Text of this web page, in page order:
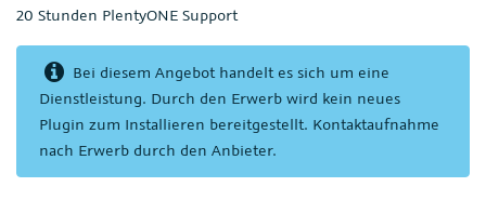
20 Stunden PlentyONE Support
Bei diesem Angebot handelt es sich um eine
Dienstleistung. Durch den Erwerb wird kein neues
Plugin zum Installieren bereitgestellt. Kontaktaufnahme
nach Erwerb durch den Anbieter.